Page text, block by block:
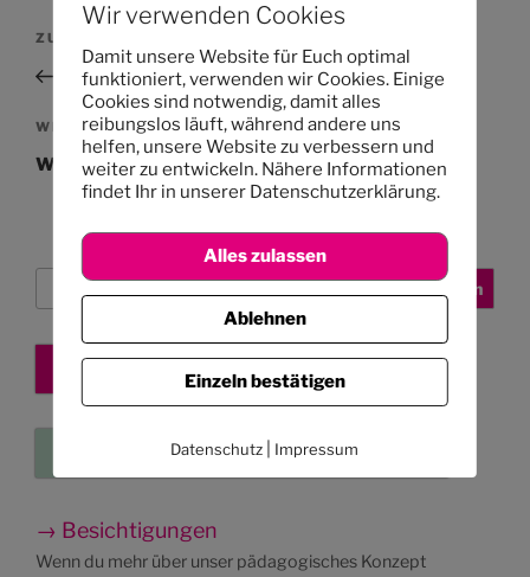
Beitragsnavigation
Vorheriger
Beitrag
ZURÜCK
Weihnachtsfeier & Vorschulelternabend
Nächster
Beitrag
WEITER
Wie geht es weiter?
Suchen Suchen
Eure Kleinanzeigen
→ Besichtigungen
Wenn du mehr über unser pädagogisches Konzept
Wir verwenden Cookies
Damit unsere Website für Euch optimal
funktioniert, verwenden wir Cookies. Einige
Cookies sind notwendig, damit alles
reibungslos läuft, während andere uns
helfen, unsere Website zu verbessern und
weiter zu entwickeln. Nähere Informationen
findet Ihr in unserer Datenschutzerklärung.
Alles zulassen
Ablehnen
Einzeln bestätigen
Datenschutz Impressum